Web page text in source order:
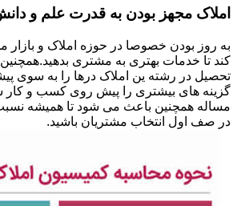
املاک مجهز بودن به قدرت علم و
به روز بودن خصوصا در حوزه املاک و
کند تا خدمات بهتری به مشتری
تحصیل در رشته ین املاک درها را به سوی
گزینه های بیشتری را پیش روی کسب و کار
مساله همچنین باعث می شود تا همیشه نسبت
در صف اول انتخاب مشتریان باشید.